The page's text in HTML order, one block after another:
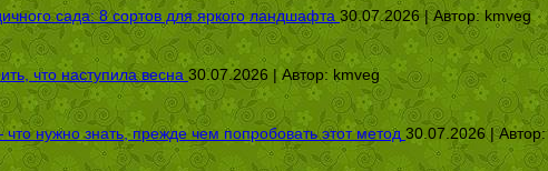
сада: 8 сортов для яркого ландшафта 30.07.2026 | Автор: kmveg
что наступила весна 30.07.2026 | Автор: kmveg
нужно знать, прежде чем попробовать этот метод 30.07.2026 | Автор: